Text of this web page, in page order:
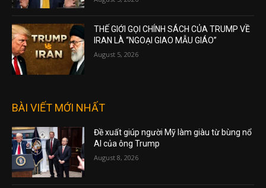
THẾ GIỚI GỌI CHÍNH SÁCH CỦA TRUMP VỀ
IRAN LÀ “NGOẠI GIAO MẪU GIÁO”
August 5, 2026
BÀI VIẾT MỚI NHẤT
Đề xuất giúp người Mỹ làm giàu từ bùng nổ
AI của ông Trump
August 8, 2026